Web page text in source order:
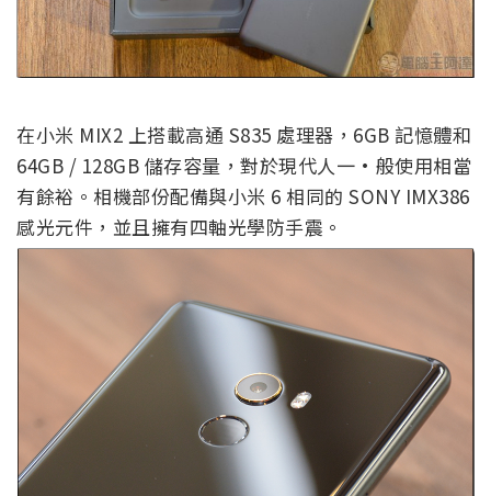
在小米 MIX2 上搭載高通 S835 處理器，6GB 記憶體和
64GB / 128GB 儲存容量，對於現代人一·般使用相當
有餘裕。相機部份配備與小米 6 相同的 SONY IMX386
感光元件，並且擁有四軸光學防手震。